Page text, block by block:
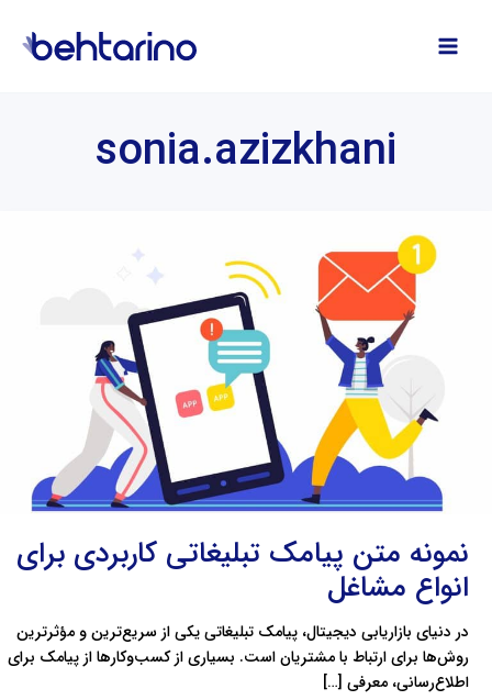
محتوا
sonia.azizkhani
نمونه متن پیامک تبلیغاتی کاربردی برای
انواع مشاغل
در دنیای بازاریابی دیجیتال، پیامک تبلیغاتی یکی از سریع‌ترین و مؤثرترین
روش‌ها برای ارتباط با مشتریان است. بسیاری از کسب‌وکارها از پیامک برای
اطلاع‌رسانی، معرفی […]
متن
پیامک
تبلیغاتی
کاربردی
مشاغل